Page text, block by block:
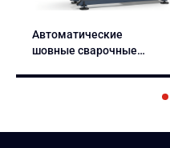
Автоматические
шовные сварочные